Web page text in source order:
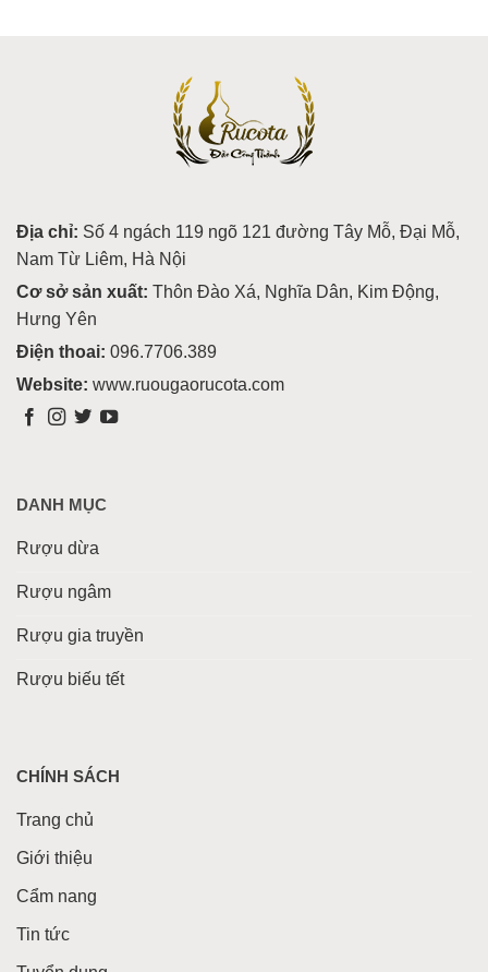
Địa chỉ: Số 4 ngách 119 ngõ 121 đường Tây Mỗ, Đại Mỗ,
Nam Từ Liêm, Hà Nội
Cơ sở sản xuất: Thôn Đào Xá, Nghĩa Dân, Kim Động,
Hưng Yên
Điện thoai: 096.7706.389
Website: www.ruougaorucota.com
DANH MỤC
Rượu dừa
Rượu ngâm
Rượu gia truyền
Rượu biếu tết
CHÍNH SÁCH
Trang chủ
Giới thiệu
Cẩm nang
Tin tức